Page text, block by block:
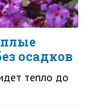
осадков
тепло до